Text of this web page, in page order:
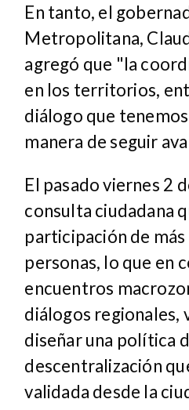
En tanto, el
Metropolitana,
agregó que "la
en los territorios,
diálogo que
manera de seguir
El pasado viernes 2
consulta ciudadana
participación de
personas, lo que en
encuentros
diálogos regionales,
diseñar una política
descentralización
validada desde la